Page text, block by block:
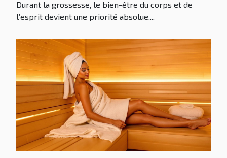
Durant la grossesse, le bien-être du corps et de
l’esprit devient une priorité absolue....